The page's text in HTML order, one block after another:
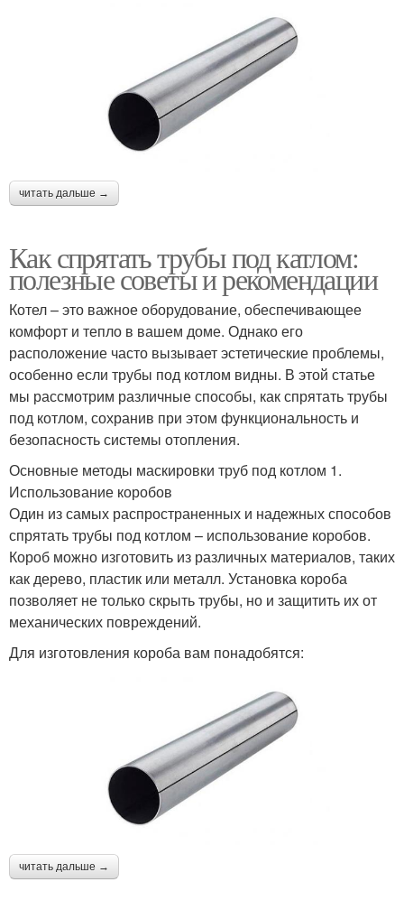
читать дальше →
Как спрятать трубы под катлом:
полезные советы и рекомендации
Котел – это важное оборудование, обеспечивающее
комфорт и тепло в вашем доме. Однако его
расположение часто вызывает эстетические проблемы,
особенно если трубы под котлом видны. В этой статье
мы рассмотрим различные способы, как спрятать трубы
под котлом, сохранив при этом функциональность и
безопасность системы отопления.
Основные методы маскировки труб под котлом 1.
Использование коробов
Один из самых распространенных и надежных способов
спрятать трубы под котлом – использование коробов.
Короб можно изготовить из различных материалов, таких
как дерево, пластик или металл. Установка короба
позволяет не только скрыть трубы, но и защитить их от
механических повреждений.
Для изготовления короба вам понадобятся:
читать дальше →